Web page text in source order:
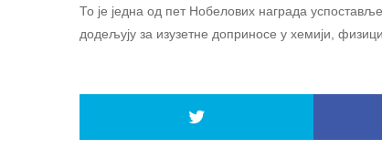
То је једна од пет Нобелових награда
додељују за изузетне доприносе у хемији,